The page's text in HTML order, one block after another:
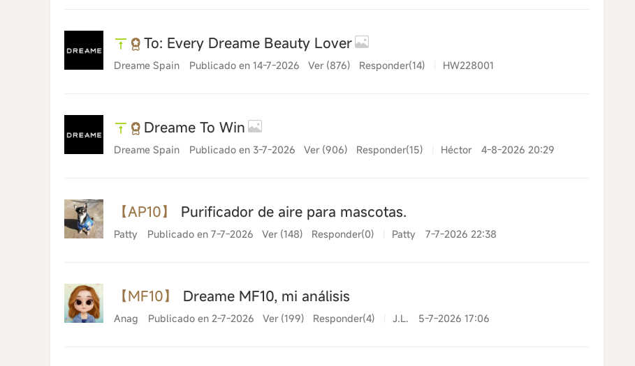
To: Every Dreame Beauty Lover
Dreame Spain Publicado en 14-7-2026 Ver (876) Responder(14)
HW228001
Dreame To Win
Dreame Spain Publicado en 3-7-2026 Ver (906) Responder(15) Héctor 4-8-2026 20:29
【AP10】 Purificador de aire para mascotas.
Patty Publicado en 7-7-2026 Ver (148) Responder(0) Patty 7-7-2026 22:38
【MF10】 Dreame MF10, mi análisis
Anag Publicado en 2-7-2026 Ver (199) Responder(4) J.L. 5-7-2026 17:06